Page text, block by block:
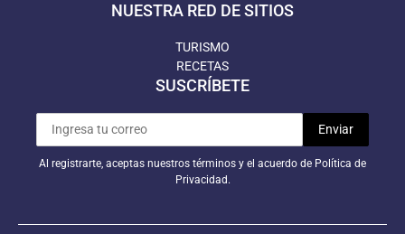
NUESTRA RED DE SITIOS
TURISMO
RECETAS
SUSCRÍBETE
Al registrarte, aceptas nuestros términos y el acuerdo de Política de
Privacidad.